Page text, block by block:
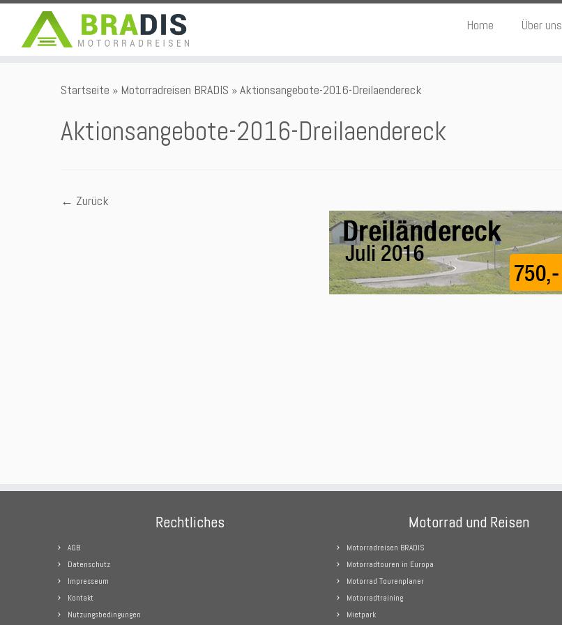
Home Über uns
Startseite » Motorradreisen BRADIS »Aktionsangebote-2016-Dreilaendereck
Aktionsangebote-2016-Dreilaendereck
← Zurück
Rechtliches
AGB
Datenschutz
Impresseum
Kontakt
Nutzungsbedingungen
Motorrad und Reisen
Motorradreisen BRADIS
Motorradtouren in Europa
Motorrad Tourenplaner
Motorradtraining
Mietpark